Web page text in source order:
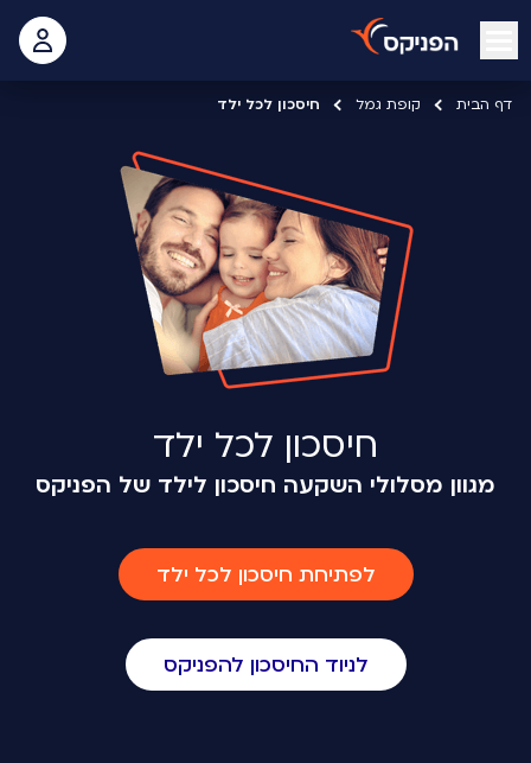
open mobile menu
דף הבית קופת גמל חיסכון לכל ילד
חיסכון לכל ילד
מגוון מסלולי השקעה חיסכון לילד של הפניקס
לפתיחת חיסכון לכל ילד
לניוד החיסכון להפניקס